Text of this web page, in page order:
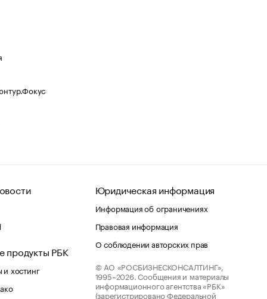
продукты РБК
хостинг
Юридическая информация
Информация об ограничениях
Правовая информация
О соблюдении авторских прав
© АО «РОСБИЗНЕСКОНСАЛТИНГ»,
1995–2026. Сообщения и материалы
информационного агентства «РБК»
(зарегистрировано Федеральной